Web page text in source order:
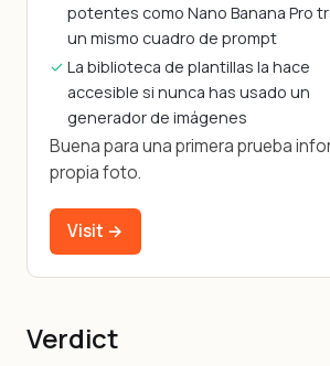
potentes como Nano Banana Pro
un mismo cuadro de prompt
La biblioteca de plantillas la hace
accesible si nunca has usado un
generador de imágenes
Buena para una primera prueba
propia foto.
Visit →
Verdict